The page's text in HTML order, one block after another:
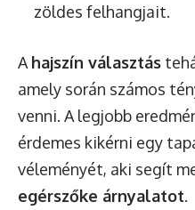
zöldes felhangjait.
A hajszín választás
amely során számos
venni. A legjobb
érdemes kikérni egy
véleményét, aki segít
egérszőke árnyalatot.